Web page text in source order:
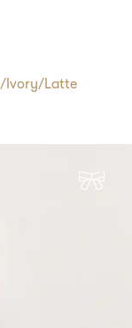
Ivory/Latte